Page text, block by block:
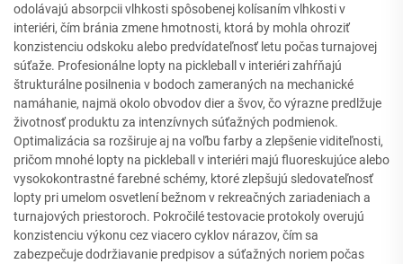
odolávajú absorpcii vlhkosti spôsobenej kolísaním vlhkosti v
interiéri, čím bránia zmene hmotnosti, ktorá by mohla ohroziť
konzistenciu odskoku alebo predvídateľnosť letu počas turnajovej
súťaže. Profesionálne lopty na pickleball v interiéri zahŕňajú
štrukturálne posilnenia v bodoch zameraných na mechanické
namáhanie, najmä okolo obvodov dier a švov, čo výrazne predlžuje
životnosť produktu za intenzívnych súťažných podmienok.
Optimalizácia sa rozširuje aj na voľbu farby a zlepšenie viditeľnosti,
pričom mnohé lopty na pickleball v interiéri majú fluoreskujúce alebo
vysokokontrastné farebné schémy, ktoré zlepšujú sledovateľnosť
lopty pri umelom osvetlení bežnom v rekreačných zariadeniach a
turnajových priestoroch. Pokročilé testovacie protokoly overujú
konzistenciu výkonu cez viacero cyklov nárazov, čím sa
zabezpečuje dodržiavanie predpisov a súťažných noriem počas